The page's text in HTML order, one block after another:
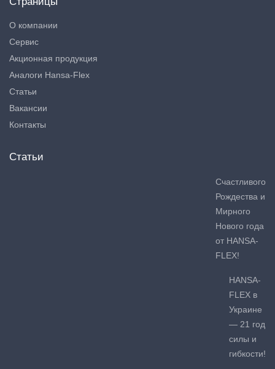
О компании
Сервис
Акционная продукция
Аналоги Hansa-Flex
Статьи
Вакансии
Контакты
Статьи
Счастливого
Рождества и
Мирного
Нового года
от HANSA-
FLEX!
HANSA-
FLEX в
Украине
— 21 год
силы и
гибкости!